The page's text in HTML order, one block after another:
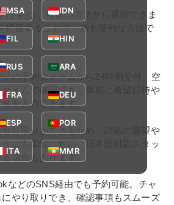
予約は、複数の方法から選択できま
把握することで、最も便利な方法で
ジの予約フォームから24時間受付。空
タイムで確認でき、事前に希望日時や
無を入力できます。
やり取りができるため、詳細の要望や
トにも柔軟に対応。日本語対応スタッ
る場合もあります。
などのSNS経由でも予約可能。チャ
やり取りでき、確認事項もスムーズ
MSA IDN
FIL HIN
RUS ARA
FRA DEU
ESP POR
ITA MMR